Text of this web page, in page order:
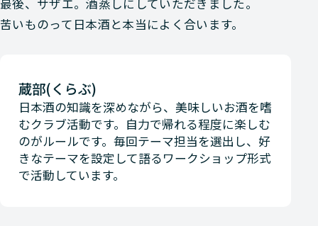
苦いものって日本酒と本当によく合います。
蔵部(くらぶ)
日本酒の知識を深めながら、美味しいお酒を嗜
むクラブ活動です。自力で帰れる程度に楽しむ
のがルールです。毎回テーマ担当を選出し、好
きなテーマを設定して語るワークショップ形式
で活動しています。